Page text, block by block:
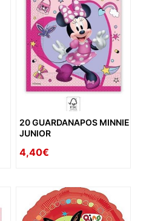
20 GUARDANAPOS MINNIE
JUNIOR
4,40€